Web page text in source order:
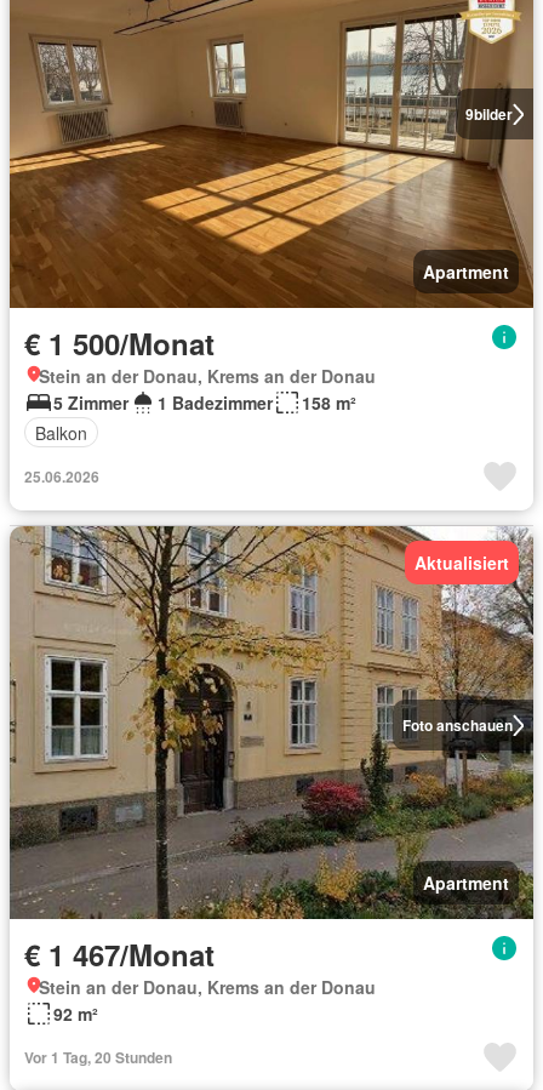
9bilder
Apartment
€ 1 500/Monat
Stein an der Donau, Krems an der Donau
5 Zimmer
1 Badezimmer
158 m²
Balkon
25.06.2026
Foto anschauen
Aktualisiert
Apartment
€ 1 467/Monat
Stein an der Donau, Krems an der Donau
92 m²
Vor 1 Tag, 20 Stunden